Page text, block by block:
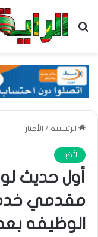
بحث عن
الرئيسية / الأخبار
الأخبار
أول حديث
مقدمي
الوظيفه بعد